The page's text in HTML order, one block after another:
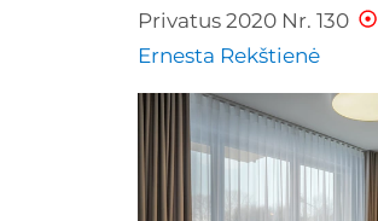
Privatus 2020 Nr. 130
Ernesta Rekštienė